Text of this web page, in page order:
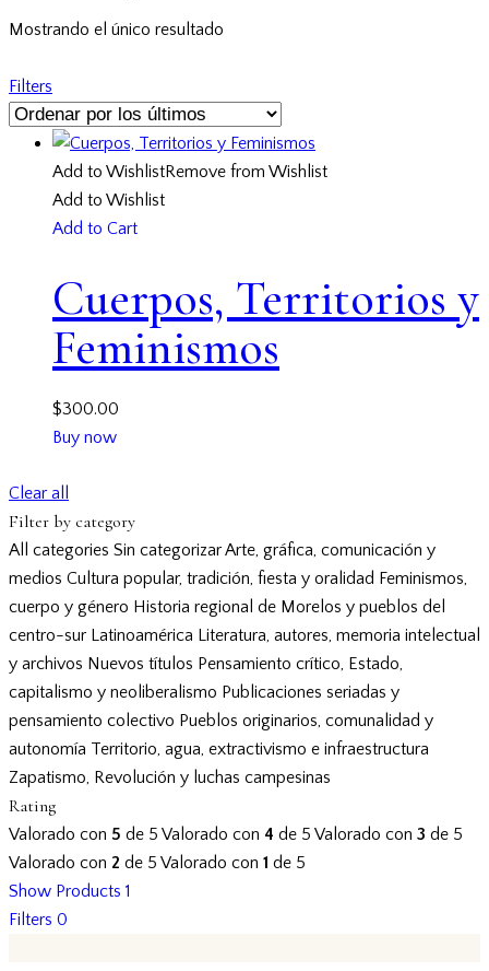
Mostrando el único resultado
Filters
Add to WishlistRemove from Wishlist
Add to Wishlist
Add to Cart
Cuerpos, Territorios y
Feminismos
$300.00
Buy now
Clear all
Filter by category
All categories Sin categorizarArte, gráfica, comunicación y
medios Cultura popular, tradición, fiesta y oralidad Feminismos,
cuerpo y género Historia regional de Morelos y pueblos del
centro-sur Latinoamérica Literatura, autores, memoria intelectual
y archivos Nuevos títulos Pensamiento crítico, Estado,
capitalismo y neoliberalismo Publicaciones seriadas y
pensamiento colectivo Pueblos originarios, comunalidad y
autonomía Territorio, agua, extractivismo e infraestructura
Zapatismo, Revolución y luchas campesinas
Rating
Valorado con 5 de 5 Valorado con 4 de 5 Valorado con 3 de 5
Valorado con 2 de 5 Valorado con 1 de 5
Show Products 1
Filters 0